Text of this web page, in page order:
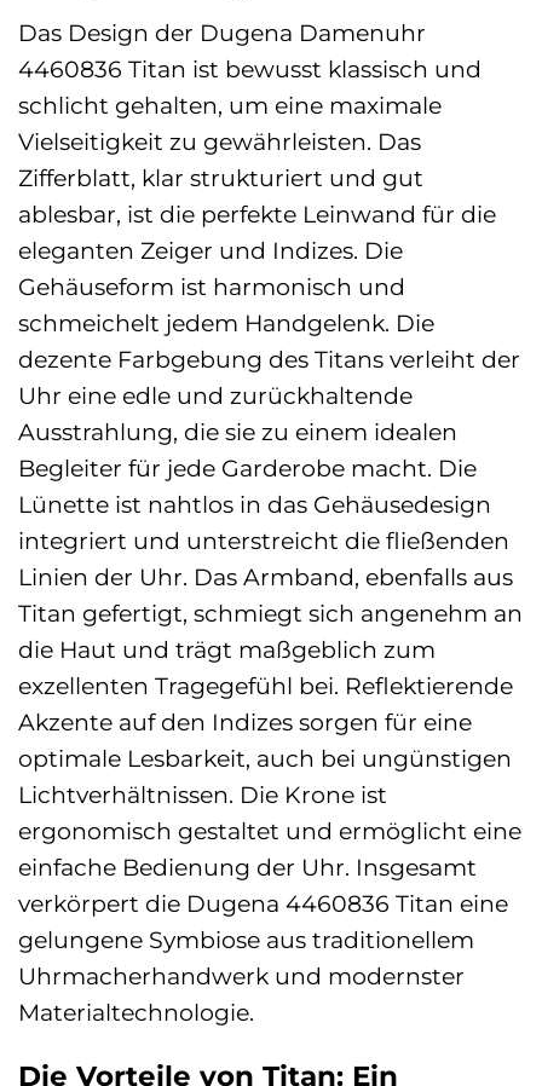
Das Design der Dugena Damenuhr
4460836 Titan ist bewusst klassisch und
schlicht gehalten, um eine maximale
Vielseitigkeit zu gewährleisten. Das
Zifferblatt, klar strukturiert und gut
ablesbar, ist die perfekte Leinwand für die
eleganten Zeiger und Indizes. Die
Gehäuseform ist harmonisch und
schmeichelt jedem Handgelenk. Die
dezente Farbgebung des Titans verleiht der
Uhr eine edle und zurückhaltende
Ausstrahlung, die sie zu einem idealen
Begleiter für jede Garderobe macht. Die
Lünette ist nahtlos in das Gehäusedesign
integriert und unterstreicht die fließenden
Linien der Uhr. Das Armband, ebenfalls aus
Titan gefertigt, schmiegt sich angenehm an
die Haut und trägt maßgeblich zum
exzellenten Tragegefühl bei. Reflektierende
Akzente auf den Indizes sorgen für eine
optimale Lesbarkeit, auch bei ungünstigen
Lichtverhältnissen. Die Krone ist
ergonomisch gestaltet und ermöglicht eine
einfache Bedienung der Uhr. Insgesamt
verkörpert die Dugena 4460836 Titan eine
gelungene Symbiose aus traditionellem
Uhrmacherhandwerk und modernster
Materialtechnologie.
Die Vorteile von Titan: Ein